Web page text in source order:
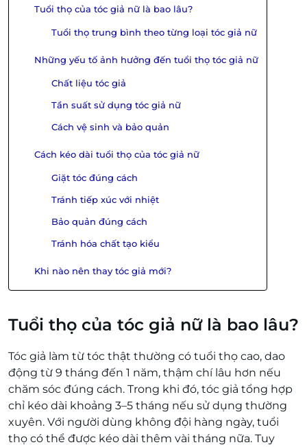
Tuổi thọ của tóc giả nữ là bao lâu?
Tuổi thọ trung bình theo từng loại tóc giả nữ
Những yếu tố ảnh hưởng đến tuổi thọ tóc giả nữ
Chất liệu tóc giả
Tần suất sử dụng tóc giả nữ
Cách vệ sinh và bảo quản
Cách kéo dài tuổi thọ của tóc giả nữ
Giặt tóc đúng cách
Tránh tiếp xúc với nhiệt
Bảo quản đúng cách
Tránh hóa chất tạo kiểu
Khi nào nên thay tóc giả mới?
Tuổi thọ của tóc giả nữ là bao lâu?
Tóc giả làm từ tóc thật thường có tuổi thọ cao, dao
động từ 9 tháng đến 1 năm, thậm chí lâu hơn nếu
chăm sóc đúng cách. Trong khi đó, tóc giả tổng hợp
chỉ kéo dài khoảng 3–5 tháng nếu sử dụng thường
xuyên. Với người dùng không đội hàng ngày, tuổi
thọ có thể được kéo dài thêm vài tháng nữa. Tuy